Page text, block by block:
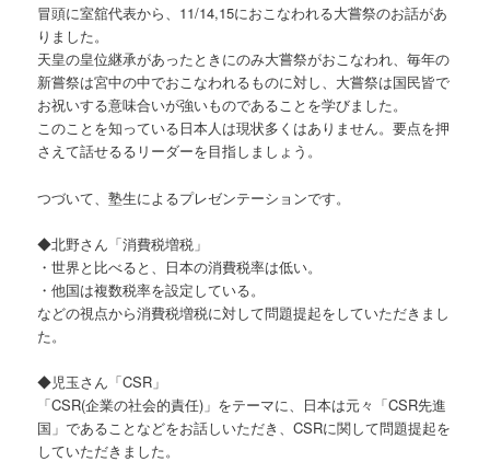
冒頭に室舘代表から、11/14,15におこなわれる大嘗祭のお話があ
りました。
天皇の皇位継承があったときにのみ大嘗祭がおこなわれ、毎年の
新嘗祭は宮中の中でおこなわれるものに対し、大嘗祭は国民皆で
お祝いする意味合いが強いものであることを学びました。
このことを知っている日本人は現状多くはありません。要点を押
さえて話せるるリーダーを目指しましょう。
つづいて、塾生によるプレゼンテーションです。
◆北野さん「消費税増税」
・世界と比べると、日本の消費税率は低い。
・他国は複数税率を設定している。
などの視点から消費税増税に対して問題提起をしていただきまし
た。
◆児玉さん「CSR」
「CSR(企業の社会的責任)」をテーマに、日本は元々「CSR先進
国」であることなどをお話しいただき、CSRに関して問題提起を
していただきました。